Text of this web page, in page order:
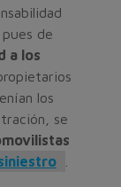
de
a los
los
se